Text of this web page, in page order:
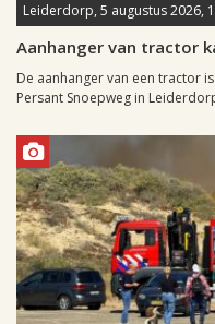
Leiderdorp, 5 augustus 2026,
Aanhanger van tractor
De aanhanger van een tractor
Persant Snoepweg in